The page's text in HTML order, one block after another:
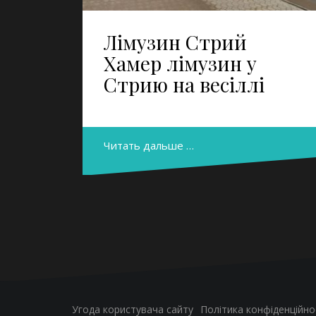
Лімузин Стрий
Хамер лімузин у
Стрию на весіллі
Читать дальше …
Угода користувача сайту Політика